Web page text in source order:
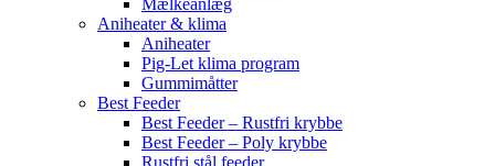
Mælkeanlæg
Aniheater & klima
Aniheater
Pig-Let klima program
Gummimåtter
Best Feeder
Best Feeder – Rustfri krybbe
Best Feeder – Poly krybbe